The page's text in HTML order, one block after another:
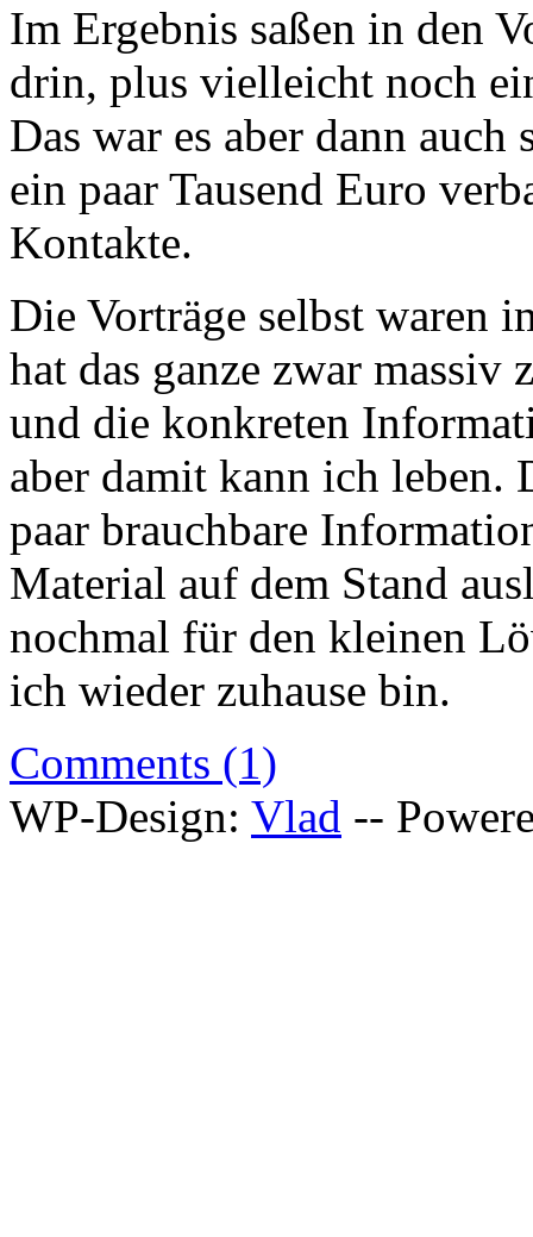
Im Ergebnis saßen in den
drin, plus vielleicht noch
Das war es aber dann
ein paar Tausend Euro
Kontakte.
Die Vorträge selbst waren
hat das ganze zwar
und die konkreten
aber damit kann ich leben.
paar brauchbare
Material auf dem Stand
nochmal für den kleinen
ich wieder zuhause bin.
Comments (1)
WP-Design: Vlad --